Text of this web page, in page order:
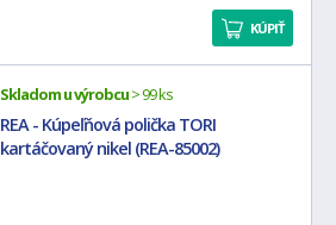
KÚPIŤ
Skladom u výrobcu> 99 ks
REA - Kúpeľňová polička TORI
kartáčovaný nikel (REA-85002)